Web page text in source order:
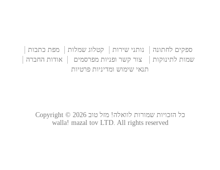
ספקים לחתונה נותני שירות קטלוג שמלות
מפת כתבות
שמות לתינוקות
צור קשר ופניות מפרסמים
אודות החברה
תנאי שימוש ומדיניות פרטיות
כל הזכויות שמורות לוואלה! מזל טוב Copyright © 2026
walla! mazal tov LTD. All rights reserved